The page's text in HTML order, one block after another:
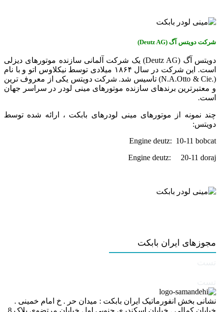
شرکت دویتس آگ (Deutz AG
)
دویتس آگ (Deutz AG) یک شرکت آلمانی سازنده موتورهای دیزلی
است. این شرکت در سال ۱۸۶۴ میلادی توسط نیکلاوس اتو و با نام
(.N.A.Otto & Cie) تاسیس شد. شرکت دویتس یکی از معروف ترین
و معتبرترین برندهای سازنده موتورهای مینی لودر در سراسر جهان
است.
چند نمونه از موتورهای مینی لودرهای بابکت ، ارائه شده توسط
دویتس:
Engine deutz: 10-11 bobcat
Engine deutz: 20-11 doraj
مجوزهای ایران بابکت
نشانی بخش انفورماتیک ایران بابکت : میدان حر . خ امام خمینی .